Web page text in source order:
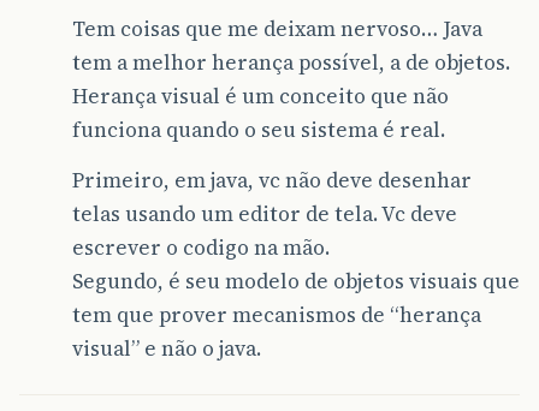
Tem coisas que me deixam nervoso… Java
tem a melhor herança possível, a de objetos.
Herança visual é um conceito que não
funciona quando o seu sistema é real.
Primeiro, em java, vc não deve desenhar
telas usando um editor de tela. Vc deve
escrever o codigo na mão.
Segundo, é seu modelo de objetos visuais que
tem que prover mecanismos de “herança
visual” e não o java.